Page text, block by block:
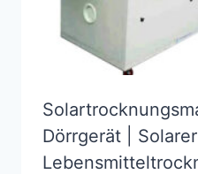
Dörrgerät | Solarer